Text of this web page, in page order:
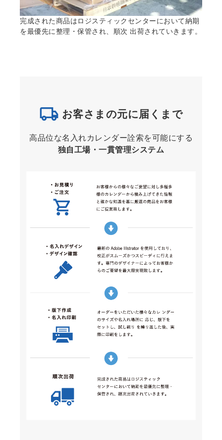
完成された商品はロジスティックセンターにおいて納期
を最優先に整理・保管され、順次 出荷されていきます。
お客さまの元に届くまで
高品位な名入れカレンダー詮索を可能にする
独自工場・一貫管理システム